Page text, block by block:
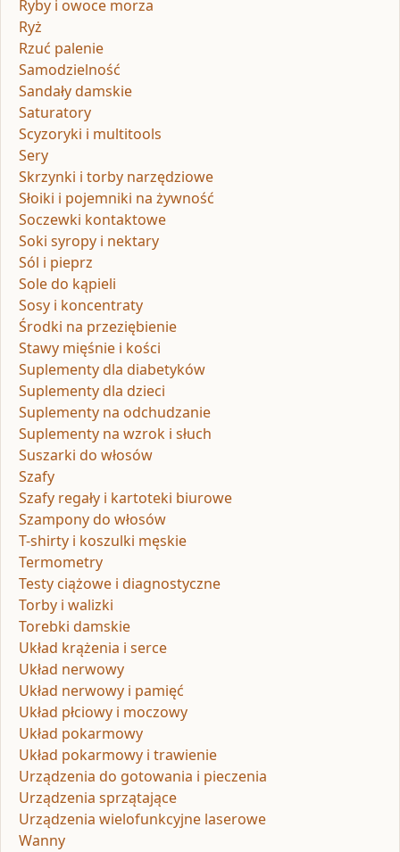
Ryby i owoce morza
Ryż
Rzuć palenie
Samodzielność
Sandały damskie
Saturatory
Scyzoryki i multitools
Sery
Skrzynki i torby narzędziowe
Słoiki i pojemniki na żywność
Soczewki kontaktowe
Soki syropy i nektary
Sól i pieprz
Sole do kąpieli
Sosy i koncentraty
Środki na przeziębienie
Stawy mięśnie i kości
Suplementy dla diabetyków
Suplementy dla dzieci
Suplementy na odchudzanie
Suplementy na wzrok i słuch
Suszarki do włosów
Szafy
Szafy regały i kartoteki biurowe
Szampony do włosów
T-shirty i koszulki męskie
Termometry
Testy ciążowe i diagnostyczne
Torby i walizki
Torebki damskie
Układ krążenia i serce
Układ nerwowy
Układ nerwowy i pamięć
Układ płciowy i moczowy
Układ pokarmowy
Układ pokarmowy i trawienie
Urządzenia do gotowania i pieczenia
Urządzenia sprzątające
Urządzenia wielofunkcyjne laserowe
Wanny